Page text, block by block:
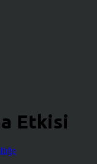
Etkisi